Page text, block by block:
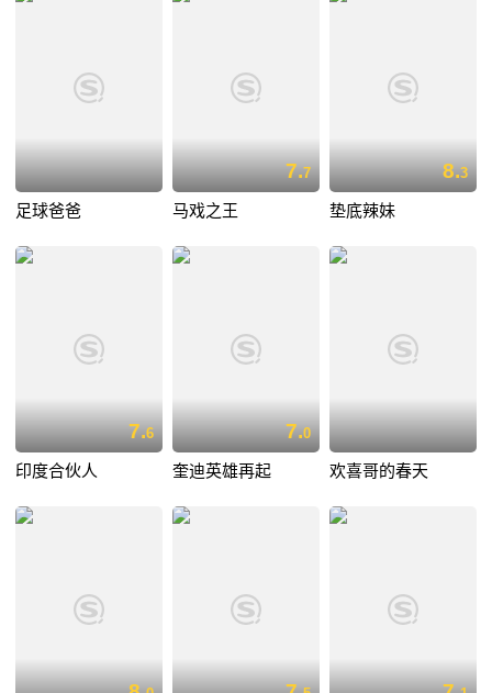
足球爸爸
7.7
马戏之王
8.3
垫底辣妹
7.6
印度合伙人
7.0
奎迪英雄再起 欢喜哥的春天